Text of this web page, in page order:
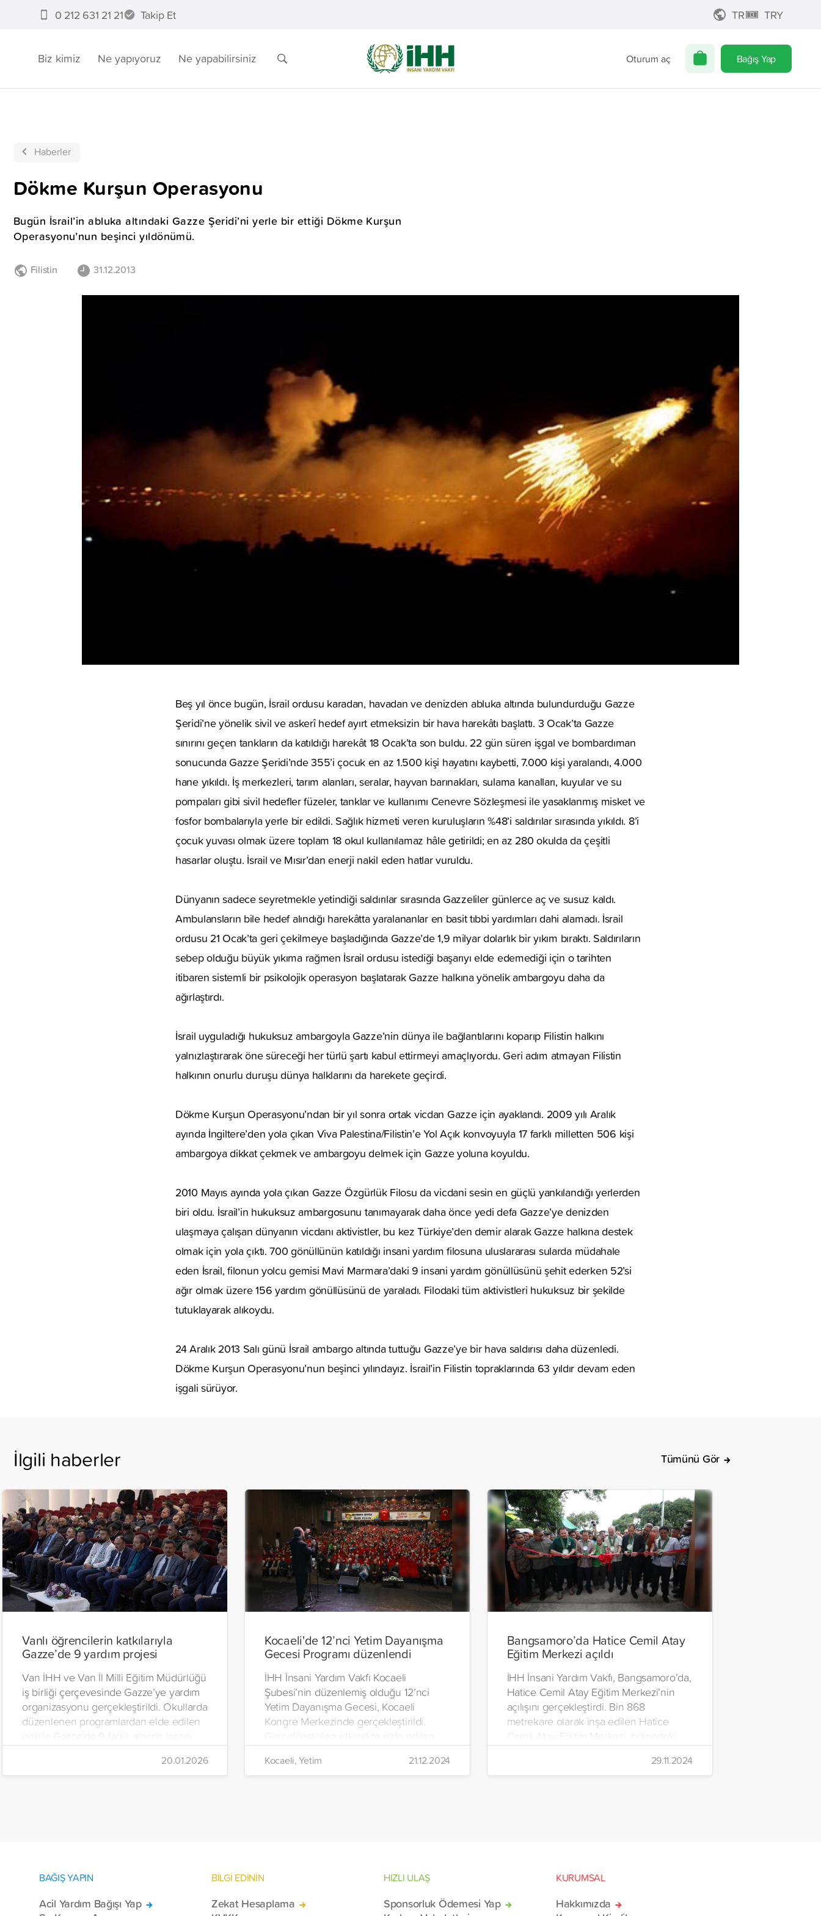
0 212 631 21 21 Takip Et TR TRY
Biz kimiz Ne yapıyoruz Ne yapabilirsiniz Oturum aç Bağış Yap
Haberler
Dökme Kurşun Operasyonu
Bugün İsrail’in abluka altındaki Gazze Şeridi’ni yerle bir ettiği Dökme Kurşun
Operasyonu’nun beşinci yıldönümü.
Filistin 31.12.2013
Beş yıl önce bugün, İsrail ordusu karadan, havadan ve denizden abluka altında bulundurduğu Gazze
Şeridi’ne yönelik sivil ve askerî hedef ayırt etmeksizin bir hava harekâtı başlattı. 3 Ocak’ta Gazze
sınırını geçen tankların da katıldığı harekât 18 Ocak’ta son buldu. 22 gün süren işgal ve bombardıman
sonucunda Gazze Şeridi’nde 355’i çocuk en az 1.500 kişi hayatını kaybetti, 7.000 kişi yaralandı, 4.000
hane yıkıldı. İş merkezleri, tarım alanları, seralar, hayvan barınakları, sulama kanalları, kuyular ve su
pompaları gibi sivil hedefler füzeler, tanklar ve kullanımı Cenevre Sözleşmesi ile yasaklanmış misket ve
fosfor bombalarıyla yerle bir edildi. Sağlık hizmeti veren kuruluşların %48’i saldırılar sırasında yıkıldı. 8’i
çocuk yuvası olmak üzere toplam 18 okul kullanılamaz hâle getirildi; en az 280 okulda da çeşitli
hasarlar oluştu. İsrail ve Mısır’dan enerji nakil eden hatlar vuruldu.
Dünyanın sadece seyretmekle yetindiği saldırılar sırasında Gazzeliler günlerce aç ve susuz kaldı.
Ambulansların bile hedef alındığı harekâtta yaralananlar en basit tıbbi yardımları dahi alamadı. İsrail
ordusu 21 Ocak’ta geri çekilmeye başladığında Gazze’de 1,9 milyar dolarlık bir yıkım bıraktı. Saldırıların
sebep olduğu büyük yıkıma rağmen İsrail ordusu istediği başarıyı elde edemediği için o tarihten
itibaren sistemli bir psikolojik operasyon başlatarak Gazze halkına yönelik ambargoyu daha da
ağırlaştırdı.
İsrail uyguladığı hukuksuz ambargoyla Gazze’nin dünya ile bağlantılarını koparıp Filistin halkını
yalnızlaştırarak öne süreceği her türlü şartı kabul ettirmeyi amaçlıyordu. Geri adım atmayan Filistin
halkının onurlu duruşu dünya halklarını da harekete geçirdi.
Dökme Kurşun Operasyonu’ndan bir yıl sonra ortak vicdan Gazze için ayaklandı. 2009 yılı Aralık
ayında İngiltere’den yola çıkan Viva Palestina/Filistin’e Yol Açık konvoyuyla 17 farklı milletten 506 kişi
ambargoya dikkat çekmek ve ambargoyu delmek için Gazze yoluna koyuldu.
2010 Mayıs ayında yola çıkan Gazze Özgürlük Filosu da vicdani sesin en güçlü yankılandığı yerlerden
biri oldu. İsrail’in hukuksuz ambargosunu tanımayarak daha önce yedi defa Gazze’ye denizden
ulaşmaya çalışan dünyanın vicdanı aktivistler, bu kez Türkiye’den demir alarak Gazze halkına destek
olmak için yola çıktı. 700 gönüllünün katıldığı insani yardım filosuna uluslararası sularda müdahale
eden İsrail, filonun yolcu gemisi Mavi Marmara’daki 9 insani yardım gönüllüsünü şehit ederken 52’si
ağır olmak üzere 156 yardım gönüllüsünü de yaraladı. Filodaki tüm aktivistleri hukuksuz bir şekilde
tutuklayarak alıkoydu.
24 Aralık 2013 Salı günü İsrail ambargo altında tuttuğu Gazze’ye bir hava saldırısı daha düzenledi.
Dökme Kurşun Operasyonu’nun beşinci yılındayız. İsrail’in Filistin topraklarında 63 yıldır devam eden
işgali sürüyor.
İlgili haberler Tümünü Gör
Vanlı öğrencilerin katkılarıyla
Gazze’de 9 yardım projesi
Van İHH ve Van İl Milli Eğitim Müdürlüğü
iş birliği çerçevesinde Gazze’ye yardım
organizasyonu gerçekleştirildi. Okullarda
düzenlenen programlardan elde edilen
gelirle Gazze’de 9 farklı alanda insani
yardım çalışmalarında bulunuldu.
20.01.2026
Kocaeli'de 12’nci Yetim Dayanışma
Gecesi Programı düzenlendi
İHH İnsani Yardım Vakfı Kocaeli
Şubesi’nin düzenlemiş olduğu 12’nci
Yetim Dayanışma Gecesi, Kocaeli
Kongre Merkezinde gerçekleştirildi.
Gerçekleştirilen etkinlikte elde edilen
tüm gelir, Filistinli yetimler için
kullanılacak.
Kocaeli, Yetim 21.12.2024
Bangsamoro’da Hatice Cemil Atay
Eğitim Merkezi açıldı
İHH İnsani Yardım Vakfı, Bangsamoro’da,
Hatice Cemil Atay Eğitim Merkezi’nin
açılışını gerçekleştirdi. Bin 868
metrekare olarak inşa edilen Hatice
Cemil Atay Eğitim Merkezi, bölgedeki
yetimlere barınma, eğitim ve ibadet
olanakları sağlayacak geniş bir eğitim
merkezi olarak hizmete açıldı.
29.11.2024
BAĞIŞ YAPIN
Acil Yardım Bağışı Yap
BİLGİ EDİNİN
Zekat Hesaplama
HIZLI ULAŞ
Sponsorluk Ödemesi Yap
KURUMSAL
Hakkımızda